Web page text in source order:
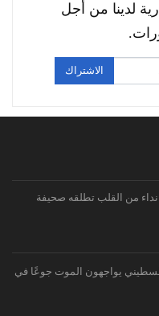
لدينا من أجل
الاشتراك
نداء من القلب تطلقه صحيفة
640 ألف فلسطيني يواجهون الموت جوعًا في